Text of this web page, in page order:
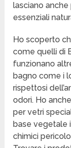
lasciano
essenziali
Ho scoperto
come quelli di
funzionano
bagno come i
rispettosi
odori. Ho
per vetri
base vegetale
chimici